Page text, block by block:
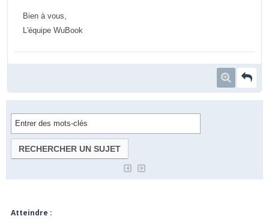
Bien à vous,
L'équipe WuBook
Atteindre :